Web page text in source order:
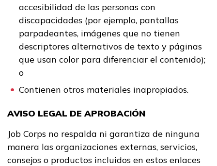
accesibilidad de las personas con
discapacidades (por ejemplo, pantallas
parpadeantes, imágenes que no tienen
descriptores alternativos de texto y páginas
que usan color para diferenciar el contenido);
o
Contienen otros materiales inapropiados.
AVISO LEGAL DE APROBACIÓN
Job Corps no respalda ni garantiza de ninguna
manera las organizaciones externas, servicios,
consejos o productos incluidos en estos enlaces